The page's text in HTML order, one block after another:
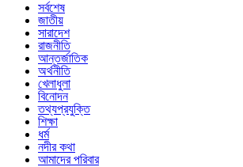
সর্বশেষ
জাতীয়
সারাদেশ
রাজনীতি
আন্তর্জাতিক
অর্থনীতি
খেলাধুলা
বিনোদন
তথ্যপ্রযুক্তি
শিক্ষা
ধর্ম
নদীর কথা
আমাদের পরিবার